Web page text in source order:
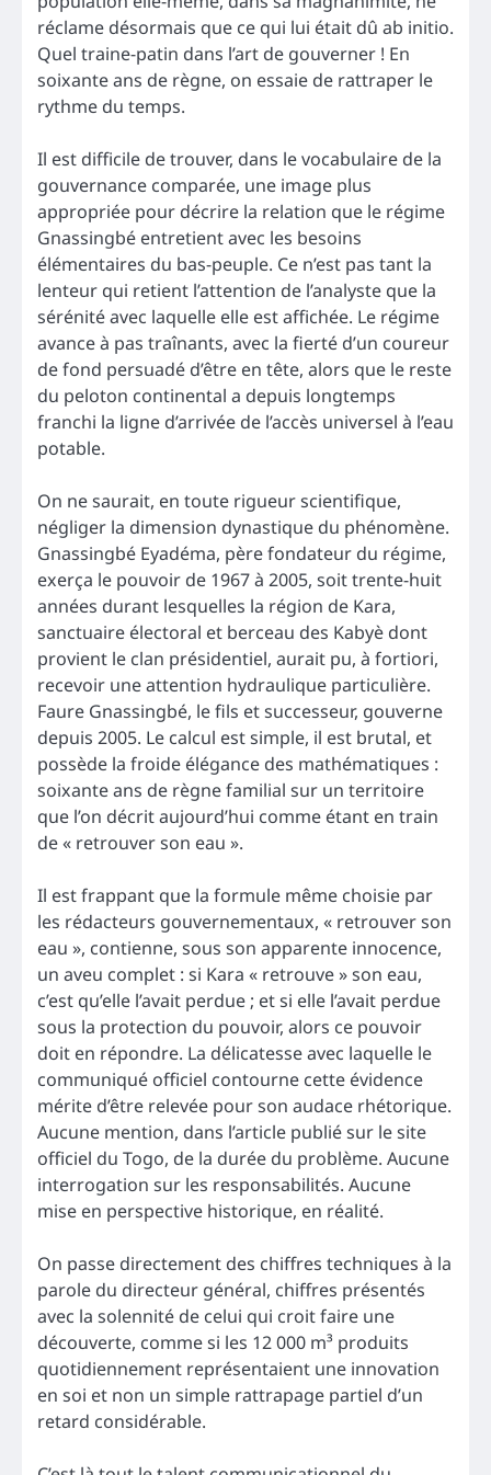
réclame désormais que ce qui lui était dû ab initio.
Quel traine-patin dans l’art de gouverner ! En
soixante ans de règne, on essaie de rattraper le
rythme du temps.
Il est difficile de trouver, dans le vocabulaire de la
gouvernance comparée, une image plus
appropriée pour décrire la relation que le régime
Gnassingbé entretient avec les besoins
élémentaires du bas-peuple. Ce n’est pas tant la
lenteur qui retient l’attention de l’analyste que la
sérénité avec laquelle elle est affichée. Le régime
avance à pas traînants, avec la fierté d’un coureur
de fond persuadé d’être en tête, alors que le reste
du peloton continental a depuis longtemps
franchi la ligne d’arrivée de l’accès universel à l’eau
potable.
On ne saurait, en toute rigueur scientifique,
négliger la dimension dynastique du phénomène.
Gnassingbé Eyadéma, père fondateur du régime,
exerça le pouvoir de 1967 à 2005, soit trente-huit
années durant lesquelles la région de Kara,
sanctuaire électoral et berceau des Kabyè dont
provient le clan présidentiel, aurait pu, à fortiori,
recevoir une attention hydraulique particulière.
Faure Gnassingbé, le fils et successeur, gouverne
depuis 2005. Le calcul est simple, il est brutal, et
possède la froide élégance des mathématiques :
soixante ans de règne familial sur un territoire
que l’on décrit aujourd’hui comme étant en train
de « retrouver son eau ».
Il est frappant que la formule même choisie par
les rédacteurs gouvernementaux, « retrouver son
eau », contienne, sous son apparente innocence,
un aveu complet : si Kara « retrouve » son eau,
c’est qu’elle l’avait perdue ; et si elle l’avait perdue
sous la protection du pouvoir, alors ce pouvoir
doit en répondre. La délicatesse avec laquelle le
communiqué officiel contourne cette évidence
mérite d’être relevée pour son audace rhétorique.
Aucune mention, dans l’article publié sur le site
officiel du Togo, de la durée du problème. Aucune
interrogation sur les responsabilités. Aucune
mise en perspective historique, en réalité.
On passe directement des chiffres techniques à la
parole du directeur général, chiffres présentés
avec la solennité de celui qui croit faire une
découverte, comme si les 12 000 m³ produits
quotidiennement représentaient une innovation
en soi et non un simple rattrapage partiel d’un
retard considérable.